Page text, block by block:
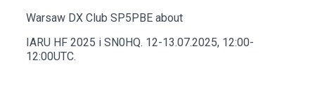
Warsaw DX Club SP5PBE about
IARU HF 2025 i SN0HQ. 12-13.07.2025, 12:00-
12:00UTC.